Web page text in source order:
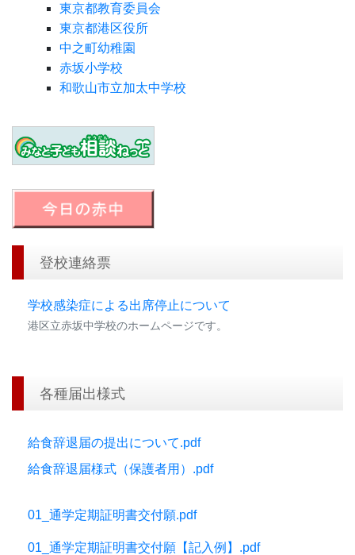
東京都教育委員会
東京都港区役所
中之町幼稚園
赤坂小学校
和歌山市立加太中学校
登校連絡票
学校感染症による出席停止について
港区立赤坂中学校のホームページです。
各種届出様式
給食辞退届の提出について.pdf
給食辞退届様式（保護者用）.pdf
01_通学定期証明書交付願.pdf
01_通学定期証明書交付願【記入例】.pdf